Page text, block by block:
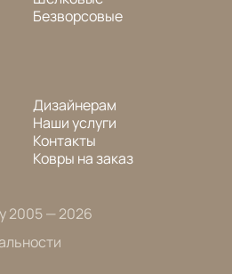
Безворсовые
Дизайнерам
Наши услуги
Контакты
Ковры на заказ
2005 — 2026